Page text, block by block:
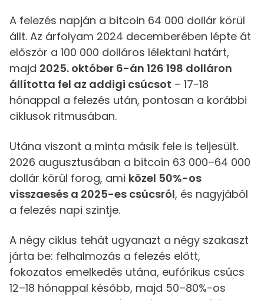
A felezés napján a bitcoin 64 000 dollár körül
állt. Az árfolyam 2024 decemberében lépte át
először a 100 000 dolláros lélektani határt,
majd 2025. október 6-án 126 198 dolláron
állította fel az addigi csúcsot – 17-18
hónappal a felezés után, pontosan a korábbi
ciklusok ritmusában.
Utána viszont a minta másik fele is teljesült.
2026 augusztusában a bitcoin 63 000–64 000
dollár körül forog, ami közel 50%-os
visszaesés a 2025-es csúcsról, és nagyjából
a felezés napi szintje.
A négy ciklus tehát ugyanazt a négy szakaszt
járta be: felhalmozás a felezés előtt,
fokozatos emelkedés utána, eufórikus csúcs
12–18 hónappal később, majd 50–80%-os